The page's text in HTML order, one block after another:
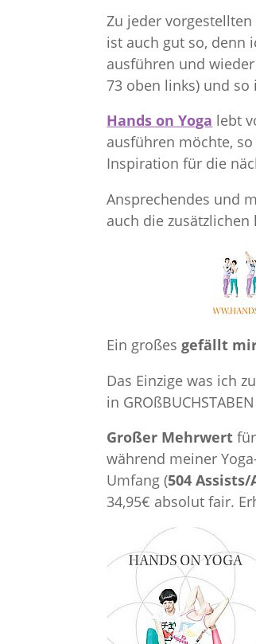
Zu jeder
ist auch gut so, denn
ausführen und
73 oben links) und
Hands on Yoga lebt
ausführen möchte,
Inspiration für die
Ansprechendes und
auch die
Ein großesgefällt
Das Einzige was ich
in
Großer Mehrwert
während meiner
Umfang (504
34,95€ absolut fair.